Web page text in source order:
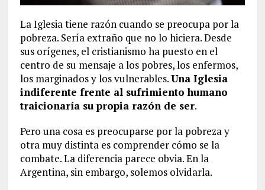
La Iglesia tiene razón cuando se preocupa por la
pobreza. Sería extraño que no lo hiciera. Desde
sus orígenes, el cristianismo ha puesto en el
centro de su mensaje a los pobres, los enfermos,
los marginados y los vulnerables.Una Iglesia
indiferente frente al sufrimiento humano
traicionaría su propia razón de ser.
Pero una cosa es preocuparse por la pobreza y
otra muy distinta es comprender cómo se la
combate. La diferencia parece obvia. En la
Argentina, sin embargo, solemos olvidarla.